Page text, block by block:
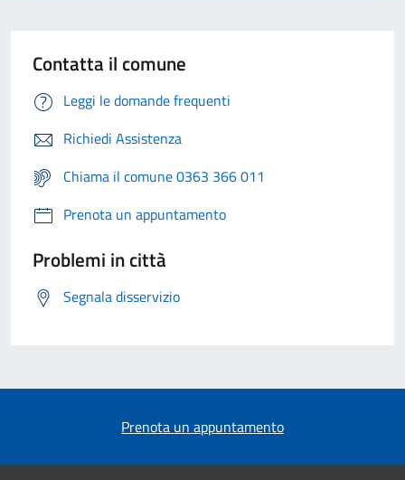
Contatta il comune
Leggi le domande frequenti
Richiedi Assistenza
Chiama il comune 0363 366 011
Prenota un appuntamento
Problemi in città
Segnala disservizio
Prenota un appuntamento